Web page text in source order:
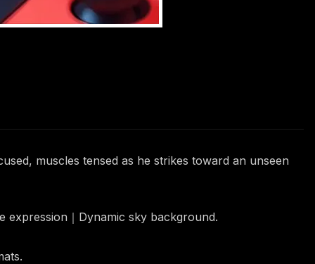
muscles tensed as he strikes toward an unseen
expression｜Dynamic sky background.